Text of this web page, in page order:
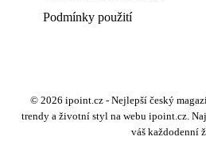
Podmínky použití
© 2026 ipoint.cz - Nejlepší český
trendy a životní styl na webu ipoint.cz.
váš každodenní